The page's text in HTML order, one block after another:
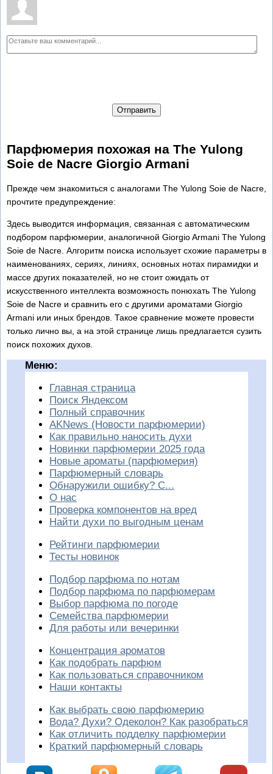
Отправить
Парфюмерия похожая на The Yulong
Soie de Nacre Giorgio Armani
Прежде чем знакомиться с аналогами The Yulong Soie de Nacre,
прочтите предупреждение:
Здесь выводится информация, связанная с автоматическим
подбором парфюмерии, аналогичной Giorgio Armani The Yulong
Soie de Nacre. Алгоритм поиска использует схожие параметры в
наименованиях, сериях, линиях, основных нотах пирамидки и
массе других показателей, но не стоит ожидать от
искусственного интеллекта возможность понюхать The Yulong
Soie de Nacre и сравнить его с другими ароматами Giorgio
Armani или иных брендов. Такое сравнение можете провести
только лично вы, а на этой странице лишь предлагается сузить
поиск похожих духов.
Меню:
Главная страница
Поиск Яндексом
Полный справочник
AKNews (Новости парфюмерии)
Как правильно наносить духи
Новинки парфюмерии 2025 года
Новые ароматы (парфюмерия)
Парфюмерный словарь
Обнаружили ошибку? С...
О нас
Проверка компонентов на вред
Найти духи по выгодным ценам
Рейтинги парфюмерии
Тесты новинок
Подбор парфюма по нотам
Подбор парфюма по парфюмерам
Выбор парфюма по погоде
Семейства парфюмерии
Для работы или вечеринки
Концентрация ароматов
Как подобрать парфюм
Как пользоваться справочником
Наши контакты
Как выбрать свою парфюмерию
Вода? Духи? Одеколон? Как разобраться
Как отличить подделку парфюмерии
Краткий парфюмерный словарь